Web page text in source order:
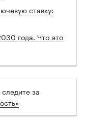
ставку:
года. Что это
за